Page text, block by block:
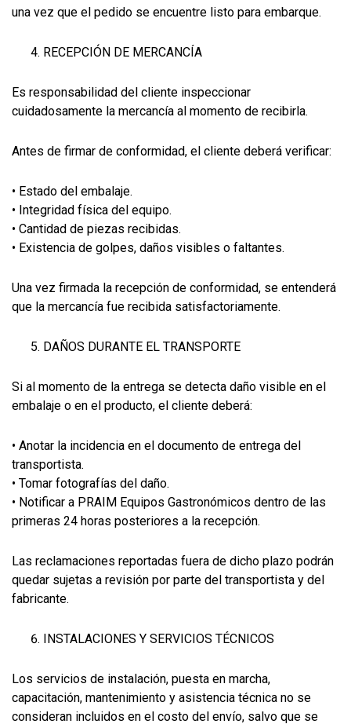
una vez que el pedido se encuentre listo para embarque.
RECEPCIÓN DE MERCANCÍA
Es responsabilidad del cliente inspeccionar
cuidadosamente la mercancía al momento de recibirla.
Antes de firmar de conformidad, el cliente deberá verificar:
• Estado del embalaje.
• Integridad física del equipo.
• Cantidad de piezas recibidas.
• Existencia de golpes, daños visibles o faltantes.
Una vez firmada la recepción de conformidad, se entenderá
que la mercancía fue recibida satisfactoriamente.
DAÑOS DURANTE EL TRANSPORTE
Si al momento de la entrega se detecta daño visible en el
embalaje o en el producto, el cliente deberá:
• Anotar la incidencia en el documento de entrega del
transportista.
• Tomar fotografías del daño.
• Notificar a PRAIM Equipos Gastronómicos dentro de las
primeras 24 horas posteriores a la recepción.
Las reclamaciones reportadas fuera de dicho plazo podrán
quedar sujetas a revisión por parte del transportista y del
fabricante.
INSTALACIONES Y SERVICIOS TÉCNICOS
Los servicios de instalación, puesta en marcha,
capacitación, mantenimiento y asistencia técnica no se
consideran incluidos en el costo del envío, salvo que se